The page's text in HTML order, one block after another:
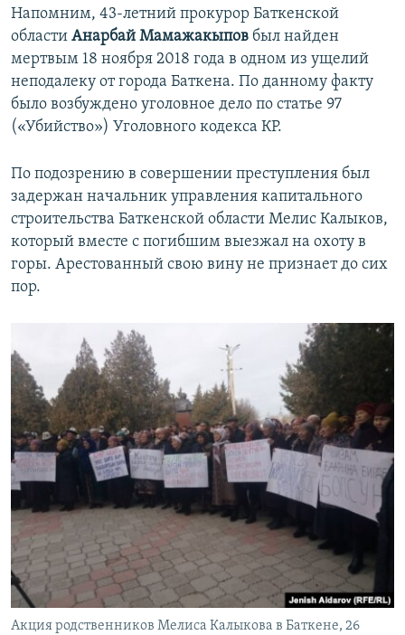
Напомним, 43-летний прокурор Баткенской
области Анарбай Мамажакыпов был найден
мертвым 18 ноября 2018 года в одном из ущелий
неподалеку от города Баткена. По данному факту
было возбуждено уголовное дело по статье 97
(«Убийство») Уголовного кодекса КР.
По подозрению в совершении преступления был
задержан начальник управления капитального
строительства Баткенской области Мелис Калыков,
который вместе с погибшим выезжал на охоту в
горы. Арестованный свою вину не признает до сих
пор.
Акция родственников Мелиса Калыкова в Баткене, 26